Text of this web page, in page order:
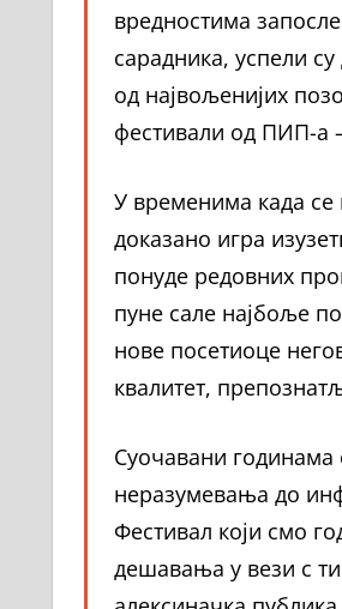
вредностима
сарадника, успели
од највољенијих
фестивали од ПИП-а
У временима када се
доказано игра
понуде редовних
пуне сале најбоље
нове посетиоце
квалитет,
Суочавани годинама
неразумевања до
Фестивал који смо
дешавања у вези с